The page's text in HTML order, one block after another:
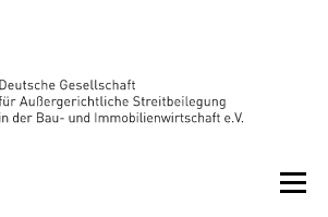
Menü